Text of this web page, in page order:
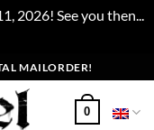
2026! See you then...
MAILORDER!
0